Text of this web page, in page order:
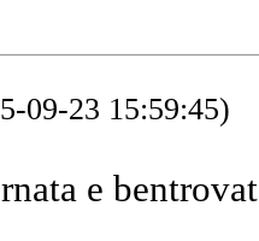
09-23 15:59:45)
e